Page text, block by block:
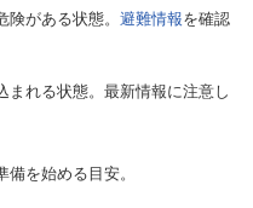
がある状態。 避難情報を確認
まれる状態。最新情報に注意し
を始める目安。